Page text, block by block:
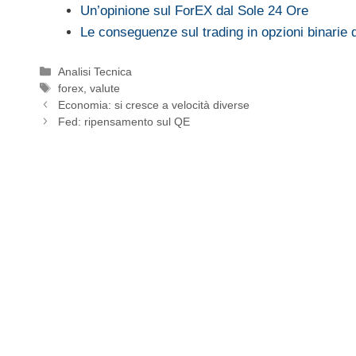
Un’opinione sul ForEX dal Sole 24 Ore
Le conseguenze sul trading in opzioni binarie
Categorie
Analisi Tecnica
Tag
forex ,valute
Economia: si cresce a velocità diverse
Fed: ripensamento sul QE